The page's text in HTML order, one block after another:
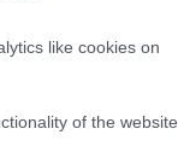
like cookies on
of the website